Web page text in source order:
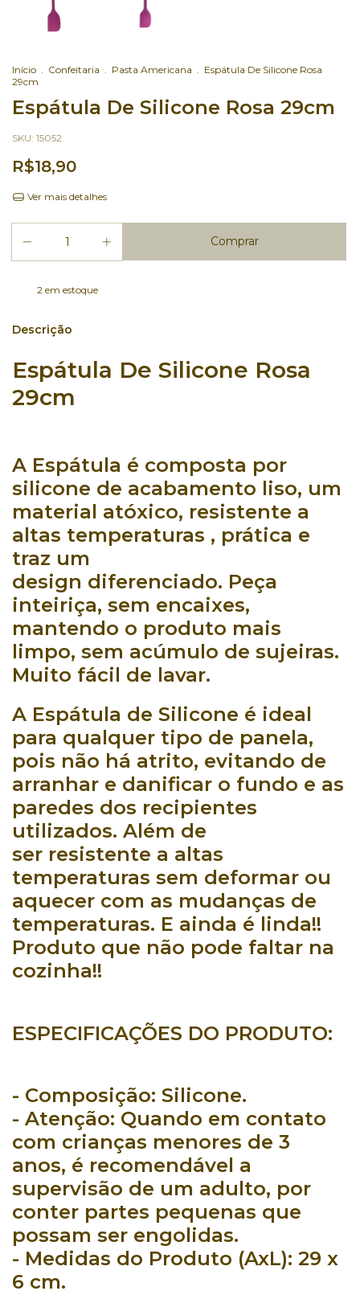
Início . Confeitaria . Pasta Americana . Espátula De Silicone Rosa
29cm
Espátula De Silicone Rosa 29cm
SKU: 15052
R$18,90
Ver mais detalhes
2em estoque
Descrição
Espátula De Silicone Rosa
29cm
A Espátula é composta por
silicone de acabamento liso, um
material atóxico, resistente a
altas temperaturas , prática e
traz um
design diferenciado. Peça
inteiriça, sem encaixes,
mantendo o produto mais
limpo, sem acúmulo de sujeiras.
Muito fácil de lavar.
A Espátula de Silicone é ideal
para qualquer tipo de panela,
pois não há atrito, evitando de
arranhar e danificar o fundo e as
paredes dos recipientes
utilizados. Além de
ser resistente a altas
temperaturas sem deformar ou
aquecer com as mudanças de
temperaturas. E ainda é linda!!
Produto que não pode faltar na
cozinha!!
ESPECIFICAÇÕES DO PRODUTO:
- Composição: Silicone.
- Atenção: Quando em contato
com crianças menores de 3
anos, é recomendável a
supervisão de um adulto, por
conter partes pequenas que
possam ser engolidas.
- Medidas do Produto (AxL): 29 x
6 cm.